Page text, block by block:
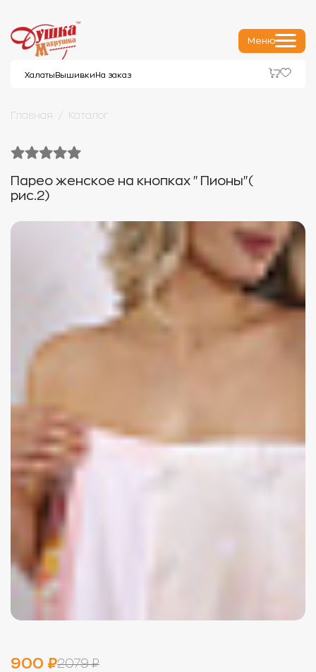
Меню
Халаты Вышивки На заказ
Главная Каталог
Парео женское на кнопках "Пионы"(
рис.2)
900 ₽2079 ₽